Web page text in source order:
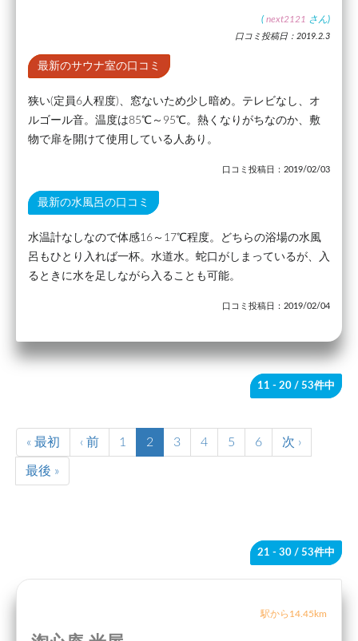
( next2121 さん)
口コミ投稿日：2019.2.3
最新のサウナ室の口コミ
狭い(定員6人程度)、窓ないため少し暗め。テレビなし、オ
ルゴール音。温度は85℃～95℃。熱くなりがちなのか、敷
物で扉を開けて使用している人あり。
口コミ投稿日：2019/02/03
最新の水風呂の口コミ
水温計なしなので体感16～17℃程度。どちらの浴場の水風
呂もひとり入れば一杯。水道水。蛇口がしまっているが、入
るときに水を足しながら入ることも可能。
口コミ投稿日：2019/02/04
11 - 20 / 53件中
« 最初 ‹ 前 1 2 3 4 5 6 次 ›
最後 »
21 - 30 / 53件中
駅から14.45km